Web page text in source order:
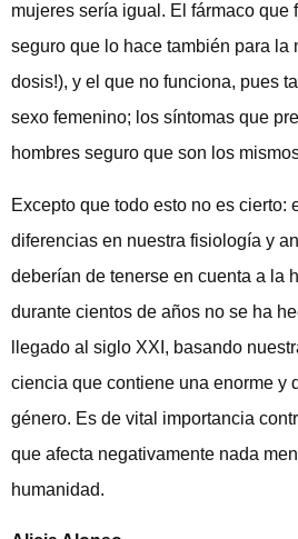
mujeres sería igual. El fármaco que
seguro que lo hace también para la
dosis!), y el que no funciona, pues
sexo femenino; los síntomas que
hombres seguro que son los
Excepto que todo esto no es cierto:
diferencias en nuestra fisiología y
deberían de tenerse en cuenta a la
durante cientos de años no se ha
llegado al siglo XXI, basando
ciencia que contiene una enorme y
género. Es de vital importancia
que afecta negativamente nada
humanidad.